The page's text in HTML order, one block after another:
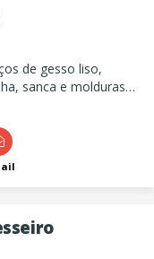
de gesso liso,
sanca e molduras
orçamento!